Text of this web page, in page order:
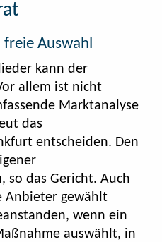
Auswahl
kann der
allem ist nicht
Marktanalyse
das
entscheiden. Den
so das Gericht. Auch
Anbieter gewählt
wenn ein
auswählt, in